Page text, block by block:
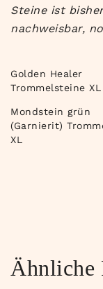
Steine ist
nachweisbar,
Golden Healer
Trommelsteine XL
Mondstein grün
(Garnierit)
XL
Ähnliche